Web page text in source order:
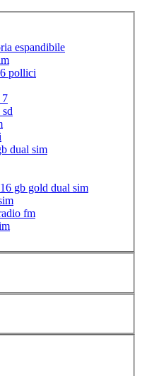
espandibile
pollici
7
dual sim
gb gold dual sim
fm